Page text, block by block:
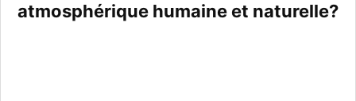
atmosphérique humaine et naturelle?